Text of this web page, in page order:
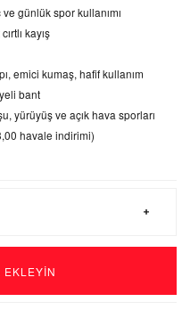
günlük spor kullanımı
kayış
emici kumaş, hafif kullanım
bant
yürüyüş ve açık hava sporları
havale indirimi)
EKLEYİN